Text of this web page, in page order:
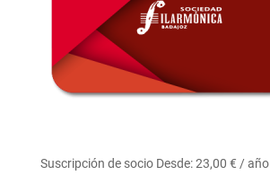
Suscripción de socio Desde:23,00 € / año